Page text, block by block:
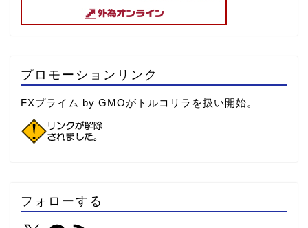
プロモーションリンク
FXプライム by GMOがトルコリラを扱い開始。
フォローする